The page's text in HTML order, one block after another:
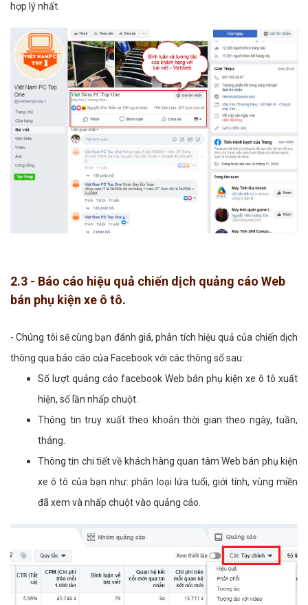
hợp lý nhất.
2.3 - Báo cáo hiệu quả chiến dịch quảng cáo Web
bán phụ kiện xe ô tô.
- Chúng tôi sẽ cùng bạn đánh giá, phân tích hiệu quả của chiến dịch
thông qua báo cáo của Facebook với các thông số sau:
Số lượt quảng cáo facebook Web bán phụ kiện xe ô tô xuất
hiện, số lần nhấp chuột.
Thông tin truy xuất theo khoản thời gian theo ngày, tuần,
tháng.
Thông tin chi tiết về khách hàng quan tâm Web bán phụ kiện
xe ô tô của bạn như: phân loại lứa tuổi, giới tính, vùng miền
đã xem và nhấp chuột vào quảng cáo.